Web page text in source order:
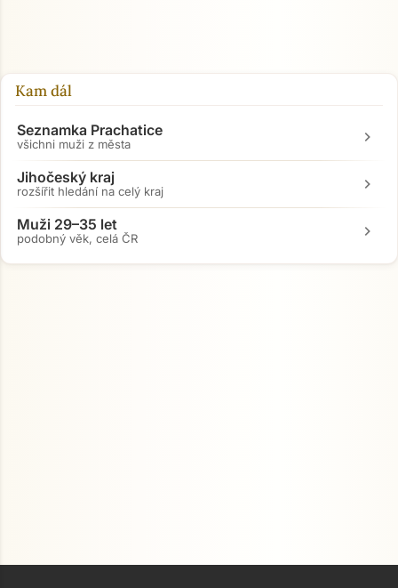
Kam dál
Seznamka Prachatice
všichni muži z města chevron_right
Jihočeský kraj
rozšířit hledání na celý kraj chevron_right
Muži 29–35 let
podobný věk, celá ČR chevron_right